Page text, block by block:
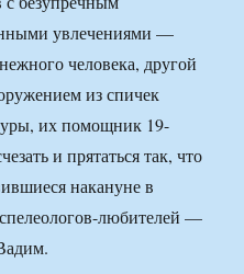
увлечениями —
человека, другой
из спичек
их помощник 19-
и прятаться так, что
накануне в
любителей —